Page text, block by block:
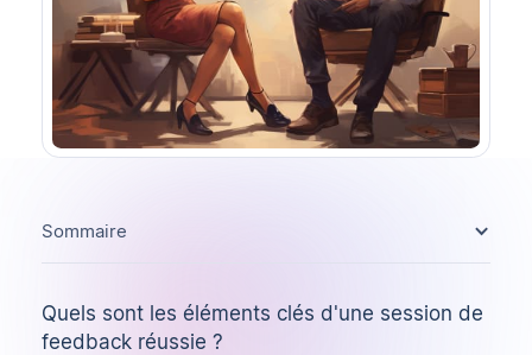
Quels sont les éléments clés d'une session de
feedback réussie ?
Sommaire